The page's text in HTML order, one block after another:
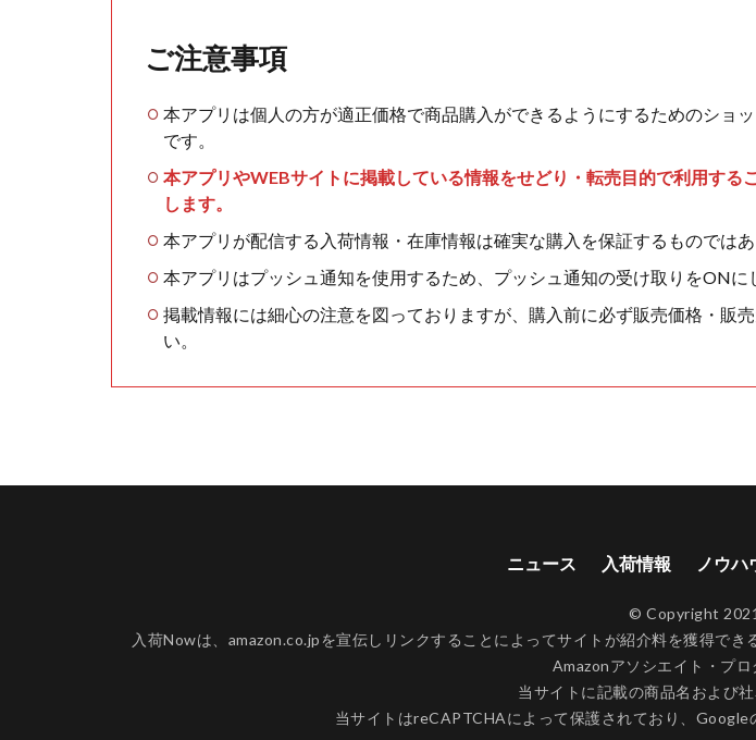
ご注意事項
本アプリは個人の方が適正価格で商品購入ができるようにするためのショ
です。
本アプリやWEBサイトに掲載している情報をせどり・転売目的で利用する
します。
本アプリが配信する入荷情報・在庫情報は確実な購入を保証するものではあ
本アプリはプッシュ通知を使用するため、プッシュ通知の受け取りをONに
掲載情報には細心の注意を図っておりますが、購入前に必ず販売価格・販
い。
ニュース 入荷情報 ノウハ
© Copyright
入荷Nowは、amazon.co.jpを宣伝しリンクすることによってサイトが紹介料を獲得で
Amazonアソシエイト・プロ
当サイトに記載の商品名および
当サイトはreCAPTCHAによって保護されており、Google